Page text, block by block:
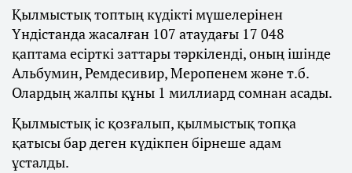
Қылмыстық топтың күдікті мүшелерінен
Үндістанда жасалған 107 атаудағы 17 048
қаптама есірткі заттары тәркіленді, оның ішінде
Альбумин, Ремдесивир, Меропенем және т.б.
Олардың жалпы құны 1 миллиард сомнан асады.
Қылмыстық іс қозғалып, қылмыстық топқа
қатысы бар деген күдікпен бірнеше адам
ұсталды.